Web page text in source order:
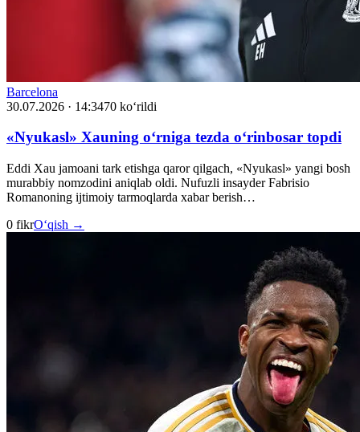
Barcelona
30.07.2026 · 14:3470 ko‘rildi
«Nyukasl» Xauning o‘rniga tezda o‘rinbosar topdi
Eddi Xau jamoani tark etishga qaror qilgach, «Nyukasl» yangi bosh
murabbiy nomzodini aniqlab oldi. Nufuzli insayder Fabrisio
Romanoning ijtimoiy tarmoqlarda xabar berish…
0 fikrO‘qish →